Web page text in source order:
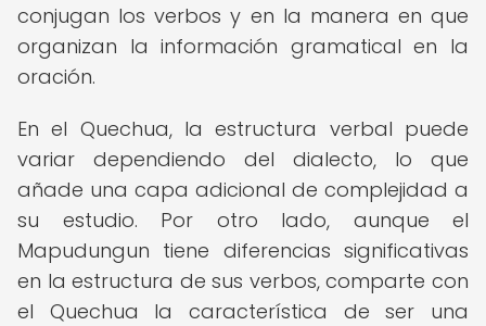
conjugan los verbos y en la manera en que
organizan la información gramatical en la
oración.
En el Quechua, la estructura verbal puede
variar dependiendo del dialecto, lo que
añade una capa adicional de complejidad a
su estudio. Por otro lado, aunque el
Mapudungun tiene diferencias significativas
en la estructura de sus verbos, comparte con
el Quechua la característica de ser una